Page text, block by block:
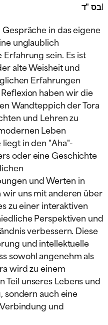
בס "דI
in das eigene
unglaublich
sein. Es ist
alte Weisheit und
Erfahrungen
haben wir die
Wandteppich der Tora
und Lehren zu
Leben
in den "Aha"-
oder eine Geschichte
und Werten in
uns mit anderen über
zu einer interaktiven
Perspektiven und
verbessern. Diese
und intellektuelle
sowohl angenehm als
wird zu einem
unseres Lebens und
auch eine
und